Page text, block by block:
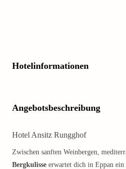
Hotelinformationen
Angebotsbeschreibung
Hotel Ansitz Rungghof
Zwischen sanften Weinbergen,
Bergkulisse erwartet dich in Eppan ein